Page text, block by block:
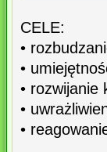
CELE:
•
•
• rozwijanie
•
•